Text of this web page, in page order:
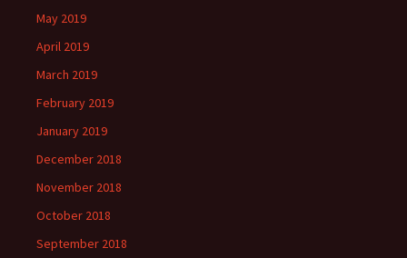
May 2019
April 2019
March 2019
February 2019
January 2019
December 2018
November 2018
October 2018
September 2018